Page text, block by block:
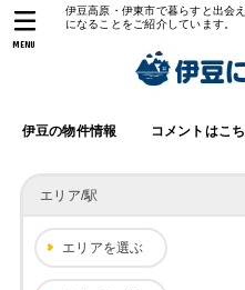
伊豆高原・伊東市で暮らすと出会
になることをご紹介しています。
伊豆の物件情報 コメントはこ
MENU
エリア/駅
エリアを選ぶ